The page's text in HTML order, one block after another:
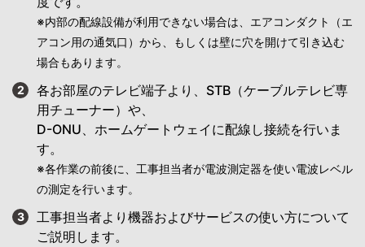
※内部の配線設備が利用できない場合は、エアコンダクト（エ
アコン用の通気口）から、もしくは壁に穴を開けて引き込む
場合もあります。
2
各お部屋のテレビ端子より、STB（ケーブルテレビ専
用チューナー）や、
D-ONU、ホームゲートウェイに配線し接続を行いま
す。
※各作業の前後に、工事担当者が電波測定器を使い電波レベル
の測定を行います。
3
工事担当者より機器およびサービスの使い方について
ご説明します。